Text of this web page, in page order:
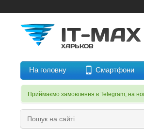
На головну Смартфони
Приймаємо замовлення в Telegram, на